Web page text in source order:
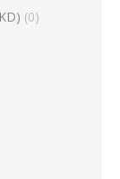
(0)